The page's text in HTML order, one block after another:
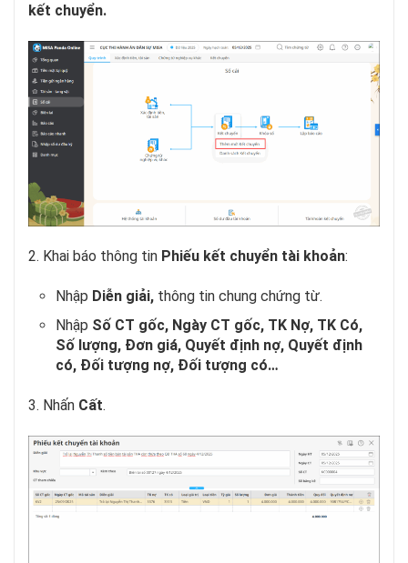
kết chuyển.
2. Khai báo thông tin Phiếu kết chuyển tài khoản:
Nhập Diễn giải, thông tin chung chứng từ.
Nhập Số CT gốc, Ngày CT gốc, TK Nợ, TK Có,
Số lượng, Đơn giá, Quyết định nợ, Quyết định
có, Đối tượng nợ, Đối tượng có…
3. Nhấn Cất.